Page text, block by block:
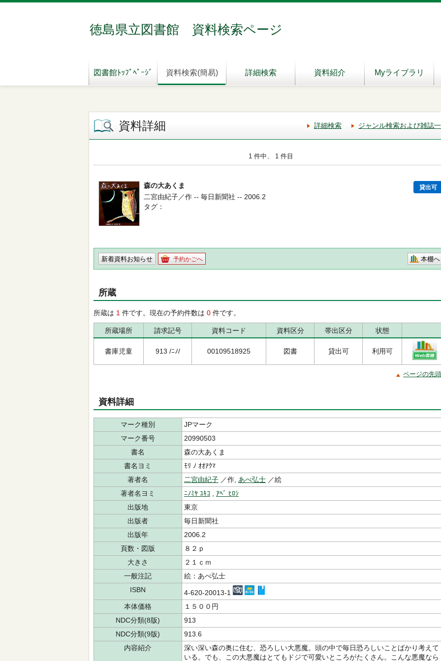
徳島県立図書館 資料検索ページ
図書館ﾄｯﾌﾟﾍﾟｰｼﾞ 資料検索(簡易) 詳細検索 資料紹介 Myライブラリ
資料詳細 詳細検索 ジャンル検索および雑誌
1 件中、 1 件目
森の大あくま 貸出可
二宮由紀子／作 -- 毎日新聞社 -- 2006.2
タグ
新着資料お知らせ 予約かごへ 本棚へ
所蔵
所蔵は 1 件です。現在の予約件数は 0 件です。
所蔵場所 請求記号 資料コード 資料区分 帯出区分 状態
書庫児童 913 /ﾆﾉ/ 00109518925 図書 貸出可 利用可
ページの先
資料詳細
マーク種別
JPマーク
マーク番号
20990503
書名
森の大あくま
書名ヨミ
ﾓﾘ ﾉ ｵｵｱｸﾏ
著者名
二宮由紀子 ／作, あべ弘士 ／絵
著者名ヨミ
ﾆﾉﾐﾔ ﾕｷｺ
ｱﾍﾞ ﾋﾛｼ
出版地
東京
出版者
毎日新聞社
出版年
2006.2
頁数・図版
８２ｐ
大きさ
２１ｃｍ
一般注記
絵：あべ弘士
ISBN
4-620-20013-1
本体価格
１５００円
NDC分類(8版)
913
NDC分類(9版)
913.6
内容紹介
深い深い森の奥に住む、恐ろしい大悪魔。頭の中で毎日恐ろしいことばかり考えて
いる。でも、この大悪魔はとてもドジで可愛いところがたくさん。こんな悪魔なら